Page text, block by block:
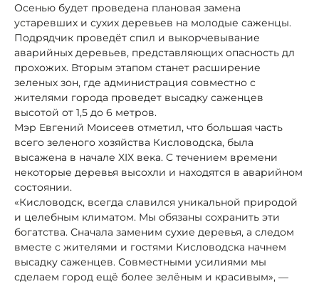
Осенью будет проведена плановая замена
устаревших и сухих деревьев на молодые саженцы.
Подрядчик проведёт спил и выкорчевывание
аварийных деревьев, представляющих опасность дл
прохожих. Вторым этапом станет расширение
зеленых зон, где администрация совместно с
жителями города проведет высадку саженцев
высотой от 1,5 до 6 метров.
Мэр Евгений Моисеев отметил, что большая часть
всего зеленого хозяйства Кисловодска, была
высажена в начале XIX века. C течением времени
некоторые деревья высохли и находятся в аварийном
состоянии.
«Кисловодск, всегда славился уникальной природой
и целебным климатом. Мы обязаны сохранить эти
богатства. Сначала заменим сухие деревья, а следом
вместе с жителями и гостями Кисловодска начнем
высадку саженцев. Совместными усилиями мы
сделаем город ещё более зелёным и красивым», —